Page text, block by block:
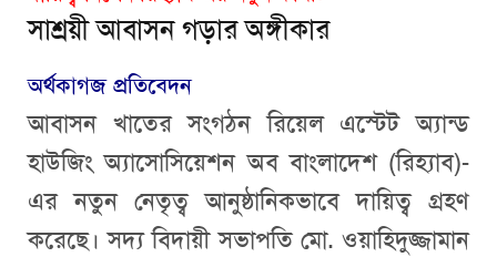
সাশ্রয়ী আবাসন গড়ার অঙ্গীকার
অর্থকাগজ প্রতিবেদন
আবাসন খাতের সংগঠন রিয়েল এস্টেট অ্যান্ড
হাউজিং অ্যাসোসিয়েশন অব বাংলাদেশ (রিহ্যাব)-
এর নতুন নেতৃত্ব আনুষ্ঠানিকভাবে দায়িত্ব গ্রহণ
করেছে। সদ্য বিদায়ী সভাপতি মো. ওয়াহিদুজ্জামান